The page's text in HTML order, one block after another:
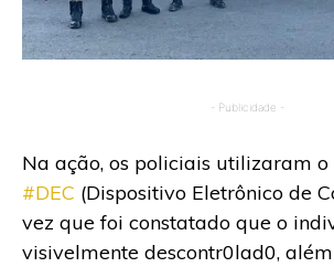
- Publicidade -
Na ação, os policiais utilizaram o
#DEC (Dispositivo Eletrônico de
vez que foi constatado que o
visivelmente descontr0lad0,